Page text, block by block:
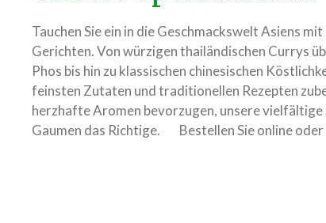
Tauchen Sie ein in die Geschmackswelt Asiens
Gerichten. Von würzigen thailändischen Currys
Phos bis hin zu klassischen chinesischen
feinsten Zutaten und traditionellen Rezepten
herzhafte Aromen bevorzugen, unsere
Gaumen das Richtige. Bestellen Sie online oder